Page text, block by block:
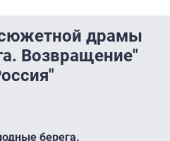
драмы
Возвращение"
берега.